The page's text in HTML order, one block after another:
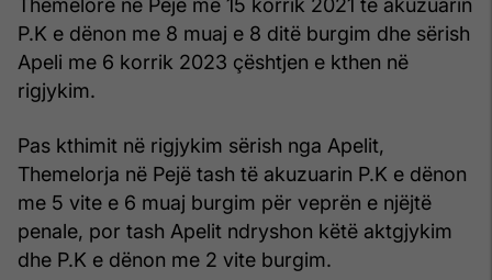
Themelore në Pejë me 15 korrik 2021 të akuzuarin
P.K e dënon me 8 muaj e 8 ditë burgim dhe sërish
Apeli me 6 korrik 2023 çështjen e kthen në
rigjykim.
Pas kthimit në rigjykim sërish nga Apelit,
Themelorja në Pejë tash të akuzuarin P.K e dënon
me 5 vite e 6 muaj burgim për veprën e njëjtë
penale, por tash Apelit ndryshon këtë aktgjykim
dhe P.K e dënon me 2 vite burgim.